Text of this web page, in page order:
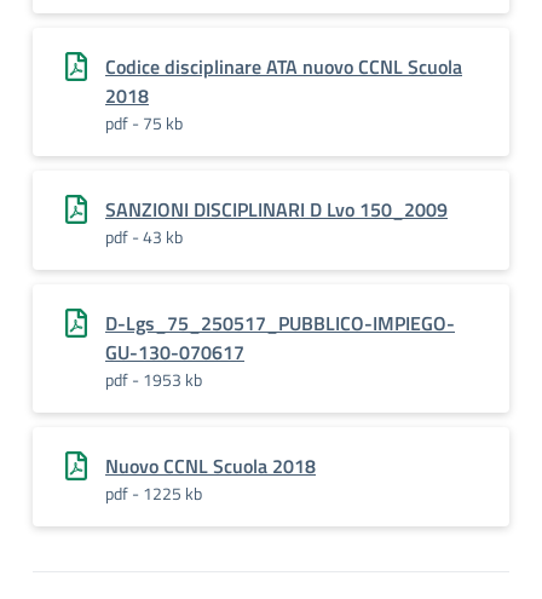
Codice disciplinare ATA nuovo CCNL Scuola
2018
pdf - 75 kb
SANZIONI DISCIPLINARI D Lvo 150_2009
pdf - 43 kb
D-Lgs_75_250517_PUBBLICO-IMPIEGO-
GU-130-070617
pdf - 1953 kb
Nuovo CCNL Scuola 2018
pdf - 1225 kb